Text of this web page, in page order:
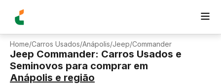
Home/Carros Usados/Anápolis/Jeep/Commander
Jeep Commander: Carros Usados e
Seminovos para comprar em
Anápolis e região